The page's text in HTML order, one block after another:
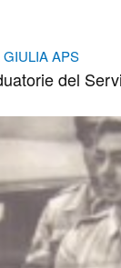
APS
del